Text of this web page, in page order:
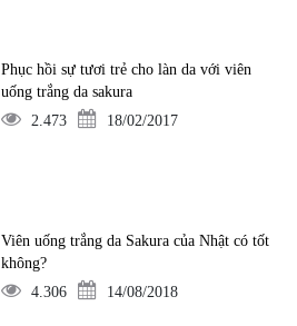
Phục hồi sự tươi trẻ cho làn da với viên
uống trắng da sakura
2.473
18/02/2017
Viên uống trắng da Sakura của Nhật có tốt
không?
4.306
14/08/2018